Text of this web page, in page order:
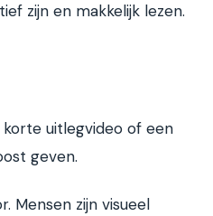
zijn en makkelijk lezen.
korte uitlegvideo of een
geven.
Mensen zijn visueel